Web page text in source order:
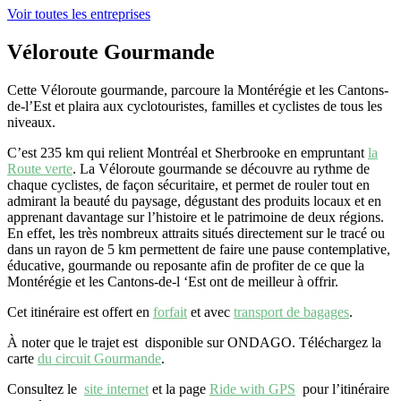
Voir toutes les entreprises
Véloroute Gourmande
Cette Véloroute gourmande, parcoure la Montérégie et les Cantons-
de-l’Est et plaira aux cyclotouristes, familles et cyclistes de tous les
niveaux.
C’est 235 km qui relient Montréal et Sherbrooke en empruntant la
Route verte. La Véloroute gourmande se découvre au rythme de
chaque cyclistes, de façon sécuritaire, et permet de rouler tout en
admirant la beauté du paysage, dégustant des produits locaux et en
apprenant davantage sur l’histoire et le patrimoine de deux régions.
En effet, les très nombreux attraits situés directement sur le tracé ou
dans un rayon de 5 km permettent de faire une pause contemplative,
éducative, gourmande ou reposante afin de profiter de ce que la
Montérégie et les Cantons-de-l ‘Est ont de meilleur à offrir.
Cet itinéraire est offert en forfait et avec transport de bagages.
À noter que le trajet est disponible sur ONDAGO. Téléchargez la
carte du circuit Gourmande.
Consultez le site internet et la page Ride with GPS pour l’itinéraire